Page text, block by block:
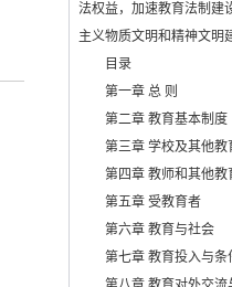
法权益，加速教育法制建
主义物质文明和精神文明
目录
第一章 总 则
第二章 教育基本制度
第三章 学校及其他教
第四章 教师和其他教
第五章 受教育者
第六章 教育与社会
第七章 教育投入与条